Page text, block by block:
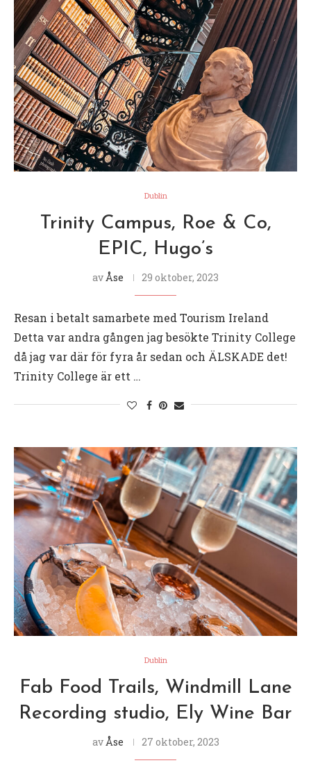
Dublin
Trinity Campus, Roe & Co,
EPIC, Hugo’s
av Åse 29 oktober, 2023
Resan i betalt samarbete med Tourism Ireland
Detta var andra gången jag besökte Trinity College
då jag var där för fyra år sedan och ÄLSKADE det!
Trinity College är ett …
Dublin
Fab Food Trails, Windmill Lane
Recording studio, Ely Wine Bar
av Åse 27 oktober, 2023